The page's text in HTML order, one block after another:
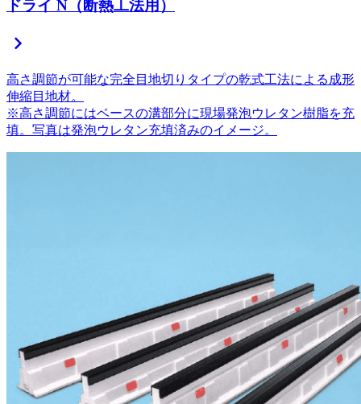
ドライ N（断熱工法用）
chevron_right
高さ調節が可能な完全目地切りタイプの乾式工法による成形
伸縮目地材。
※高さ調節にはベースの溝部分に現場発泡ウレタン樹脂を充
填。写真は発泡ウレタン充填済みのイメージ。